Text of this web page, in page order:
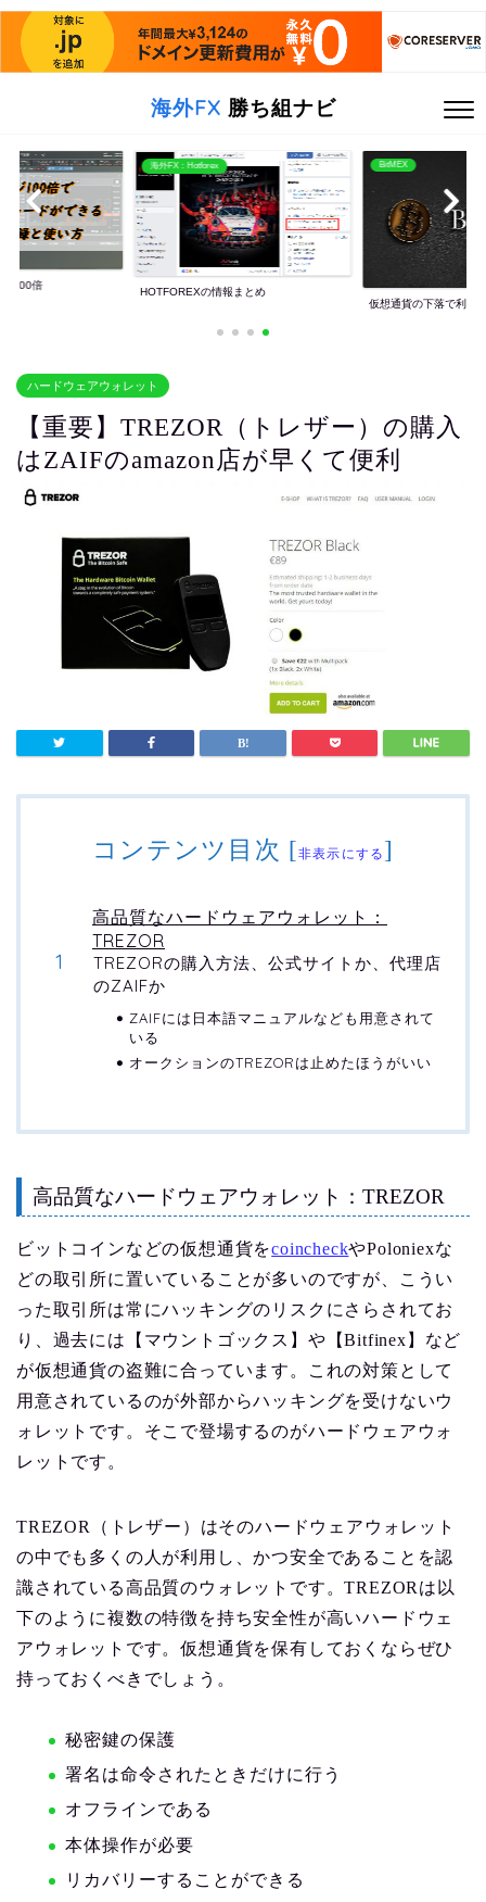
海外FX 勝ち組ナビ
ジ100倍
海外FX：Hotforex
HOTFOREXの情報まとめ
BitMEX
仮想通貨の下落で利益
ハードウェアウォレット
【重要】TREZOR（トレザー）の購入
はZAIFのamazon店が早くて便利
コンテンツ目次 [非表示にする ]
高品質なハードウェアウォレット：
TREZOR
TREZORの購入方法、公式サイトか、代理店
のZAIFか
ZAIFには日本語マニュアルなども用意されて
いる
オークションのTREZORは止めたほうがいい
高品質なハードウェアウォレット：TREZOR
ビットコインなどの仮想通貨をcoincheckやPoloniexな
どの取引所に置いていることが多いのですが、こうい
った取引所は常にハッキングのリスクにさらされてお
り、過去には【マウントゴックス】や【Bitfinex】など
が仮想通貨の盗難に合っています。これの対策として
用意されているのが外部からハッキングを受けないウ
ォレットです。そこで登場するのがハードウェアウォ
レットです。
TREZOR（トレザー）はそのハードウェアウォレット
の中でも多くの人が利用し、かつ安全であることを認
識されている高品質のウォレットです。TREZORは以
下のように複数の特徴を持ち安全性が高いハードウェ
アウォレットです。仮想通貨を保有しておくならぜひ
持っておくべきでしょう。
秘密鍵の保護
署名は命令されたときだけに行う
オフラインである
本体操作が必要
リカバリーすることができる